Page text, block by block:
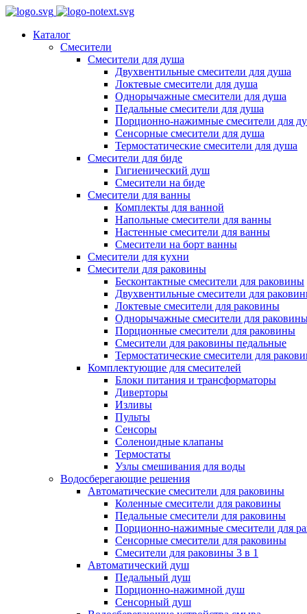
Каталог
Смесители
Смесители для душа
Двухвентильные смесители для душа
Локтевые смесители для душа
Однорычажные смесители для душа
Педальные смесители для душа
Порционно-нажимные смесители для
Сенсорные смесители для душа
Термостатические смесители для душа
Смесители для биде
Гигиенический душ
Смесители на биде
Смесители для ванны
Комплекты для ванной
Напольные смесители для ванны
Настенные смесители для ванны
Смесители на борт ванны
Смесители для кухни
Смесители для раковины
Бесконтактные смесители для раковины
Двухвентильные смесители для
Локтевые смесители для раковины
Однорычажные смесители для
Порционные смесители для раковины
Смесители для раковины педальные
Термостатические смесители для
Комплектующие для смесителей
Блоки питания и трансформаторы
Диверторы
Изливы
Пульты
Сенсоры
Соленоидные клапаны
Термостаты
Узлы смешивания для воды
Водосберегающие решения
Автоматические смесители для раковины
Коленные смесители для раковины
Педальные смесители для раковины
Порционно-нажимные смесители для
Сенсорные смесители для раковины
Смесители для раковины 3 в 1
Автоматический душ
Педальный душ
Порционно-нажимной душ
Сенсорный душ